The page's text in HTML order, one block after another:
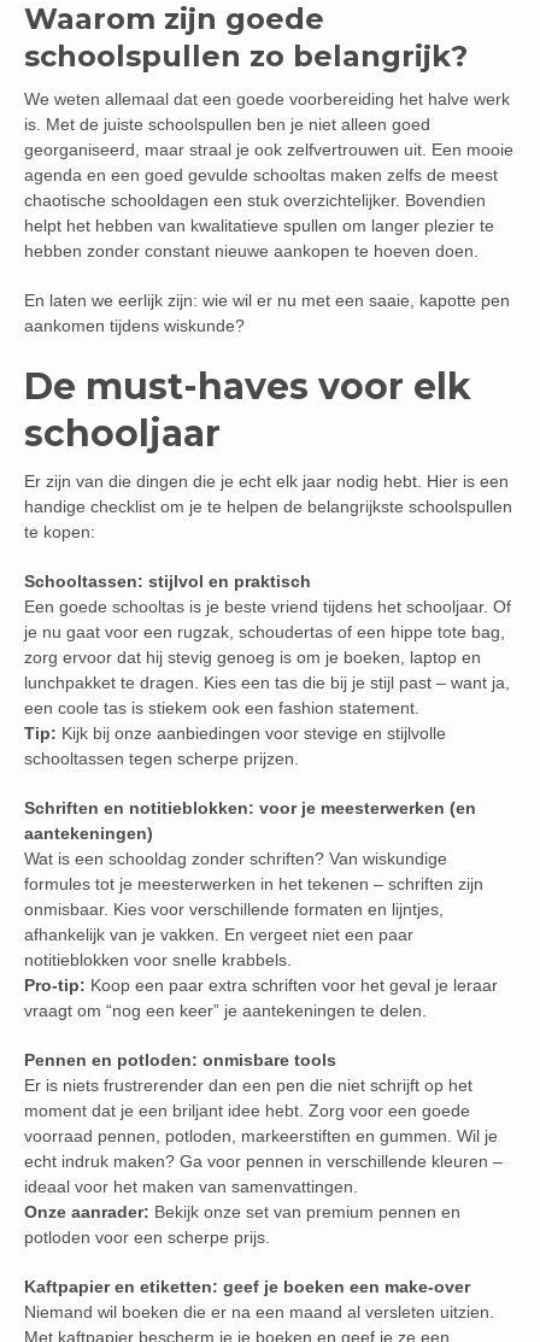
Waarom zijn goede
schoolspullen zo belangrijk?
We weten allemaal dat een goede voorbereiding het halve werk
is. Met de juiste schoolspullen ben je niet alleen goed
georganiseerd, maar straal je ook zelfvertrouwen uit. Een mooie
agenda en een goed gevulde schooltas maken zelfs de meest
chaotische schooldagen een stuk overzichtelijker. Bovendien
helpt het hebben van kwalitatieve spullen om langer plezier te
hebben zonder constant nieuwe aankopen te hoeven doen.
En laten we eerlijk zijn: wie wil er nu met een saaie, kapotte pen
aankomen tijdens wiskunde?
De must-haves voor elk
schooljaar
Er zijn van die dingen die je echt elk jaar nodig hebt. Hier is een
handige checklist om je te helpen de belangrijkste schoolspullen
te kopen:
Schooltassen: stijlvol en praktisch
Een goede schooltas is je beste vriend tijdens het schooljaar. Of
je nu gaat voor een rugzak, schoudertas of een hippe tote bag,
zorg ervoor dat hij stevig genoeg is om je boeken, laptop en
lunchpakket te dragen. Kies een tas die bij je stijl past – want ja,
een coole tas is stiekem ook een fashion statement.
Tip: Kijk bij onze aanbiedingen voor stevige en stijlvolle
schooltassen tegen scherpe prijzen.
Schriften en notitieblokken: voor je meesterwerken (en
aantekeningen)
Wat is een schooldag zonder schriften? Van wiskundige
formules tot je meesterwerken in het tekenen – schriften zijn
onmisbaar. Kies voor verschillende formaten en lijntjes,
afhankelijk van je vakken. En vergeet niet een paar
notitieblokken voor snelle krabbels.
Pro-tip: Koop een paar extra schriften voor het geval je leraar
vraagt om “nog een keer” je aantekeningen te delen.
Pennen en potloden: onmisbare tools
Er is niets frustrerender dan een pen die niet schrijft op het
moment dat je een briljant idee hebt. Zorg voor een goede
voorraad pennen, potloden, markeerstiften en gummen. Wil je
echt indruk maken? Ga voor pennen in verschillende kleuren –
ideaal voor het maken van samenvattingen.
Onze aanrader: Bekijk onze set van premium pennen en
potloden voor een scherpe prijs.
Kaftpapier en etiketten: geef je boeken een make-over
Niemand wil boeken die er na een maand al versleten uitzien.
Met kaftpapier bescherm je je boeken en geef je ze een